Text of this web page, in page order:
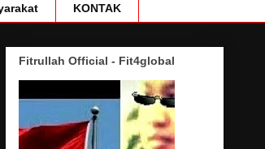
KONTAK
Fitrullah Official - Fit4global